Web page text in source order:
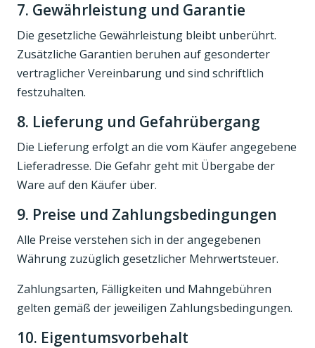
7. Gewährleistung und Garantie
Die gesetzliche Gewährleistung bleibt unberührt.
Zusätzliche Garantien beruhen auf gesonderter
vertraglicher Vereinbarung und sind schriftlich
festzuhalten.
8. Lieferung und Gefahrübergang
Die Lieferung erfolgt an die vom Käufer angegebene
Lieferadresse. Die Gefahr geht mit Übergabe der
Ware auf den Käufer über.
9. Preise und Zahlungsbedingungen
Alle Preise verstehen sich in der angegebenen
Währung zuzüglich gesetzlicher Mehrwertsteuer.
Zahlungsarten, Fälligkeiten und Mahngebühren
gelten gemäß der jeweiligen Zahlungsbedingungen.
10. Eigentumsvorbehalt